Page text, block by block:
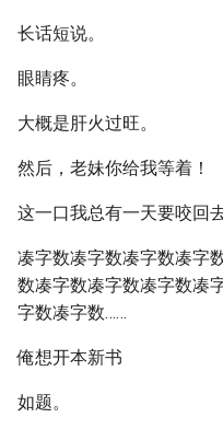
长话短说。
眼睛疼。
大概是肝火过旺。
然后，老妹你给我等着！
这一口我总有一天要咬回
凑字数凑字数凑字数凑字
数凑字数凑字数凑字数凑
字数凑字数……
俺想开本新书
如题。